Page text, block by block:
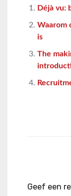
Déjà vu:
Waarom
is
The
Geef een